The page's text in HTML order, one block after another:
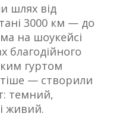
шлях від
3000 км — до
на шоукейсі
благодійного
гуртом
— створили
темний,
живий.